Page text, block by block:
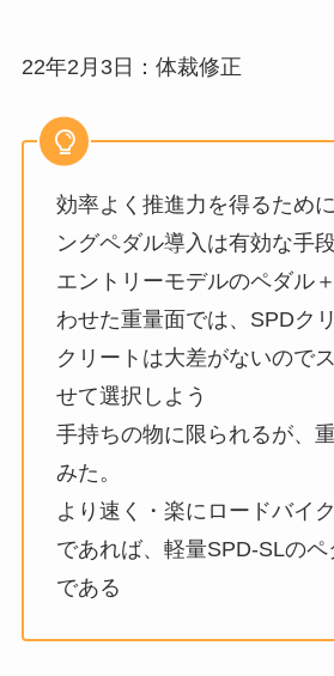
22年2月3日：体裁修正
効率よく推進力を得るため
ングペダル導入は有効な手段
エントリーモデルのペダル
わせた重量面では、SPDク
クリートは大差がないので
せて選択しよう
手持ちの物に限られるが、
みた。
より速く・楽にロードバイ
であれば、軽量SPD-SLの
である